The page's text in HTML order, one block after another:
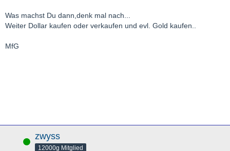
Was machst Du dann,denk mal nach...
Weiter Dollar kaufen oder verkaufen und evl. Gold kaufen..
MfG
Online zwyss
12000g Mitglied